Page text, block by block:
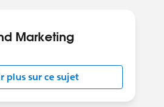
Marketing
plus sur ce sujet